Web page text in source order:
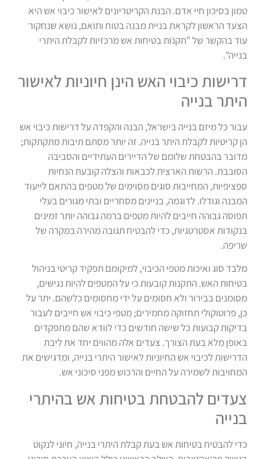
טמון בסיכון חיי אדם. הבנת הקריטריונים לאישור כיבוי אש היא
הצעד הראשון לקראת בניית מבנה בטוח ותואם, נושא שנחקור
עוד בהקשר של "תקנות בטיחות אש מרכזיות לקבלת היתרי
בנייה".
דרישות כיבוי האש הינן חיוניות לאישור
היתר בנייה
עבור כל מיזם בנייה בישראל, הבנה והקפדה על דרישות כיבוי אש
הן קריטיות לקבלת היתר בנייה. זה יותר מסתם תיבות מתקתקות;
מדובר בהבטחת שלומם של הדיירים העתידיים והסביבה
הסובבת. הרשות הארצית לכבאות והצלה קובעת הנחיות
ספציפיות, המחייבות סוגים מסוימים של מטפים בהתאם לייעוד
המבנה וגודלו. לדוגמה, בניינים מסחריים ובתי מגורים בעלי
תפוסה גבוהה חייבים להיות מטפים ברמה גבוהה יותר זמינים
בנקודות אסטרטגיות, כדי להבטיח תגובה מהירה במקרה של
שריפה.
מלבד סוג ואיכות מטפי הכיבוי, למיקומם תפקיד קריטי בניהול
בטיחות האש. התקנות קובעות כי על המטפים להיות נגישים,
מסומנים בבירור ולא חסומים על ידי מחסומים כלשהם. יתר על
כן, פרוטוקולי תחזוקה מחמירים; מטפי כיבוי אש חייבים לעבור
בדיקות קבועות כל שישה חודשים כדי לוודא שהם מתפקדים
באופן מלא בעת הצורך. צעדים אלה מהווים יחד את ליבת
הדרישות לכיבוי אש החיוניות לאישור היתרי בנייה, ומדגישים את
המחויבות לשמירה על החיים והרכוש מפני סיכוני אש.
צעדים להבטחת בטיחות אש בהיתרי
בנייה
כדי להבטיח בטיחות אש בעת קבלת היתרי בנייה, חיוני לנקוט